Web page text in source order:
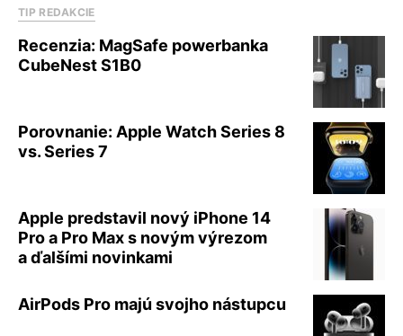
TIP REDAKCIE
Recenzia: MagSafe powerbanka
CubeNest S1B0
Porovnanie: Apple Watch Series 8
vs. Series 7
Apple predstavil nový iPhone 14
Pro a Pro Max s novým výrezom
a ďalšími novinkami
AirPods Pro majú svojho nástupcu